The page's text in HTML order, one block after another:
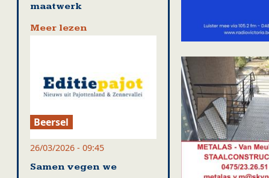
maatwerk
Meer lezen
Beersel
26/03/2026 - 09:45
Samen vegen we